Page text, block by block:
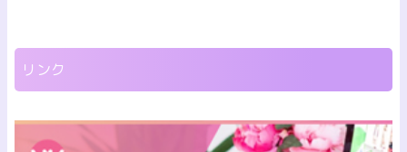
リンク